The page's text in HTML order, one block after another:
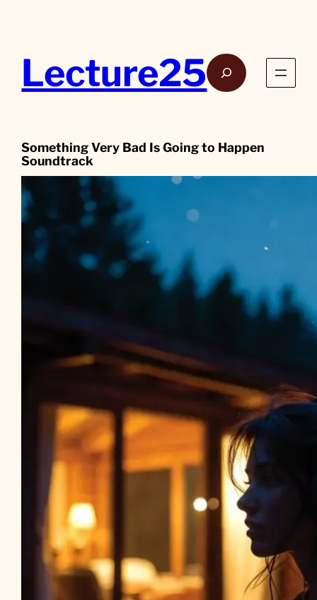
Lecture25Rech
Something Very Bad Is Going to Happen
Soundtrack